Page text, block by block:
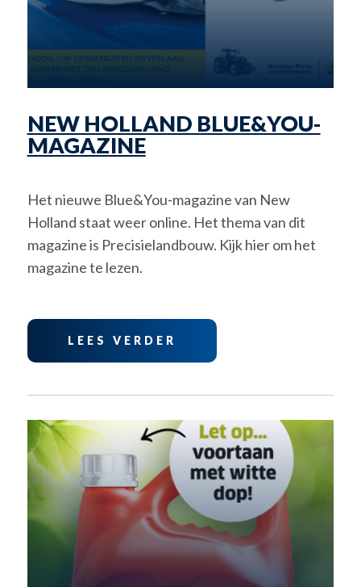
NEW HOLLAND BLUE&YOU-
MAGAZINE
Het nieuwe Blue&You-magazine van New
Holland staat weer online. Het thema van dit
magazine is Precisielandbouw. Kijk hier om het
magazine te lezen.
LEES VERDER